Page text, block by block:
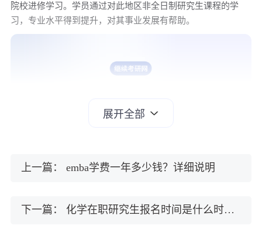
院校进修学习。学员通过对此地区非全日制研究生课程的学
习，专业水平得到提升，对其事业发展有帮助。
招生专业
展开全部
上一篇： emba学费一年多少钱？详细说明
下一篇： 化学在职研究生报名时间是什么时候？具体说明